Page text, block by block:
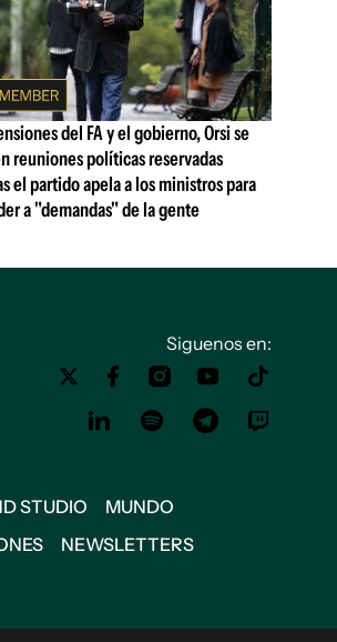
del FA y el gobierno, Orsi se
reuniones políticas reservadas
el partido apela a los ministros para
a "demandas" de la gente
Siguenos en:
STUDIO
MUNDO
NEWSLETTERS